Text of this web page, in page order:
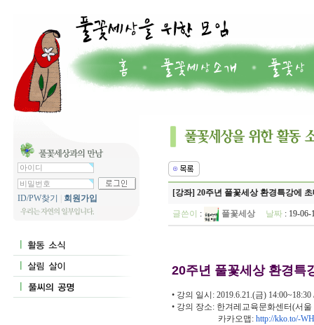
ID/PW찾기 회원가입
[강좌] 20주년 풀꽃세상 환경특강에
글쓴이 : 풀꽃세상 날짜: 19-
20주년 풀꽃세상 환경특
• 강의 일시: 2019.6.21.(금)
• 강의 장소: 한겨레교육문화센터(서
카카오맵: http://kko.to/-